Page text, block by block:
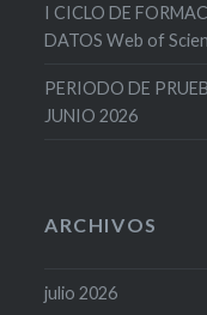
I CICLO DE
DATOS Web of
PERIODO DE
JUNIO 2026
ARCHIVOS
julio 2026